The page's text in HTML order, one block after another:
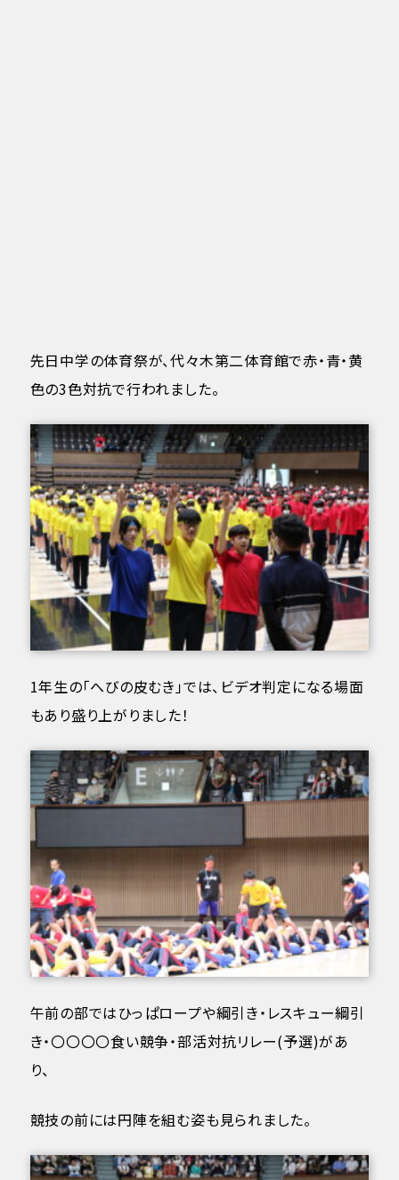
先日中学の体育祭が、代々木第二体育館で赤・青・黄
色の3色対抗で行われました。
1年生の「へびの皮むき」では、ビデオ判定になる場面
もあり盛り上がりました！
午前の部ではひっぱロープや綱引き・レスキュー綱引
き・〇〇〇〇食い競争・部活対抗リレー(予選)があ
り、
競技の前には円陣を組む姿も見られました。